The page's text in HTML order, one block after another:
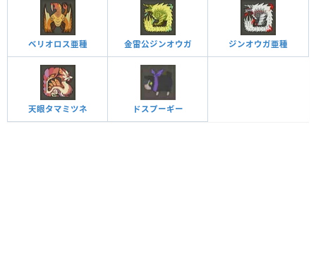
ベリオロス亜種 金雷公ジンオウガ ジンオウガ亜種
天眼タマミツネ ドスプーギー